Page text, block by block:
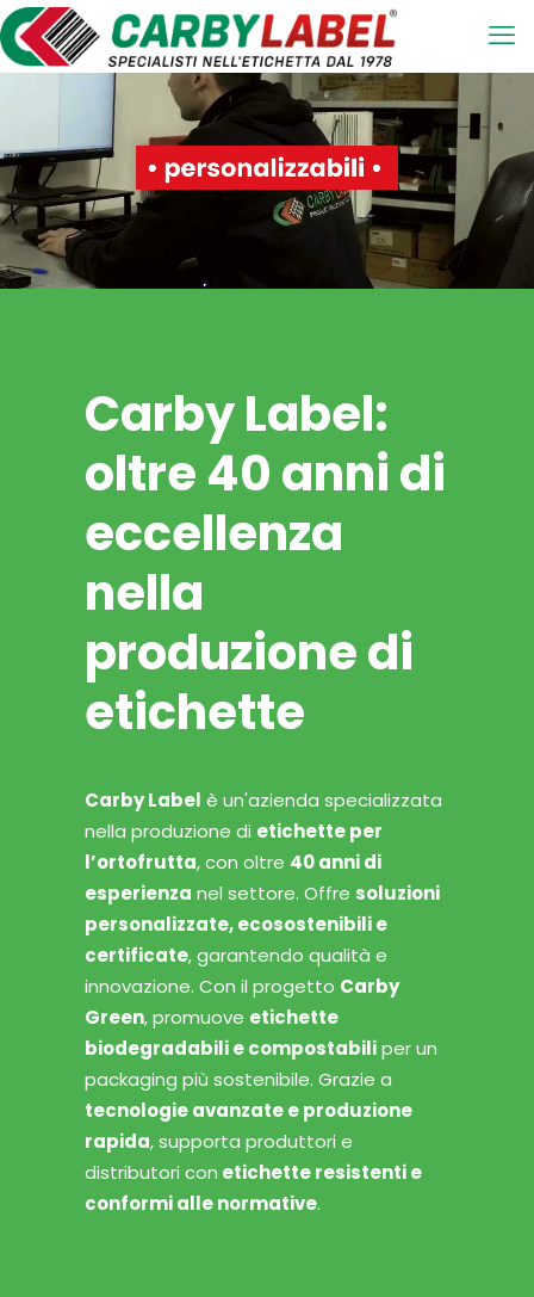
Carby Label:
oltre 40 anni di
eccellenza
nella
produzione di
etichette
Carby Label è un'azienda specializzata
nella produzione di etichette per
l’ortofrutta, con oltre 40 anni di
esperienza nel settore. Offre soluzioni
personalizzate, ecosostenibili e
certificate, garantendo qualità e
innovazione. Con il progetto Carby
Green, promuove etichette
biodegradabili e compostabiliper un
packaging più sostenibile. Grazie a
tecnologie avanzate e produzione
rapida, supporta produttori e
distributori con etichette resistenti e
conformi alle normative.